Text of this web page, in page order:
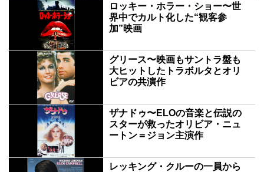
ロッキー・ホラー・ショー〜世
界中でカルト化した“観客参
加”映画
グリース〜映画もサントラ盤も
大ヒットしたトラボルタとオリ
ビアの共演作
ザナドゥ〜ELOの音楽と伝説の
スターが救ったオリビア・ニュ
ートン＝ジョン主演作
レッキング・クルーの一員から